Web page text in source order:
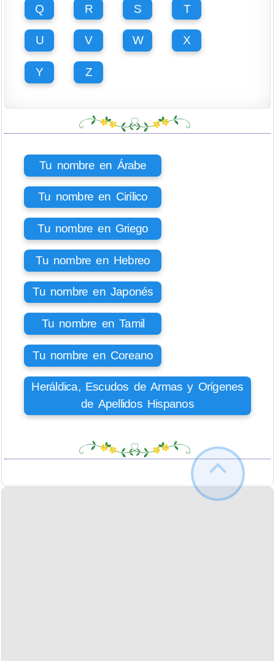
Q R S T
U V W X
Y Z
Tu nombre en Árabe
Tu nombre en Cirílico
Tu nombre en Griego
Tu nombre en Hebreo
Tu nombre en Japonés
Tu nombre en Tamil
Tu nombre en Coreano
Heráldica, Escudos de Armas y Orígenes
de Apellidos Hispanos